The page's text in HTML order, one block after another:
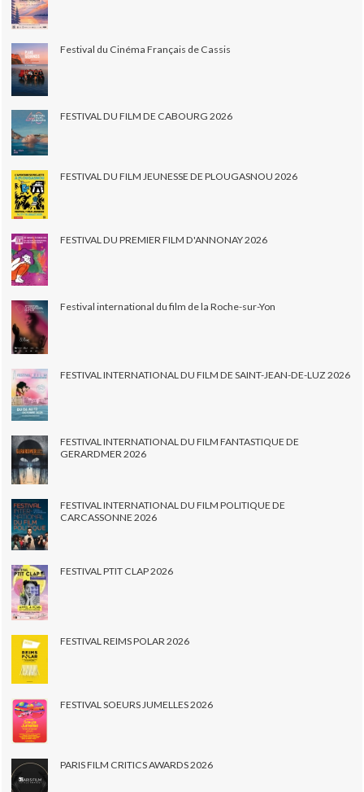
Festival du Cinéma Français de Cassis
FESTIVAL DU FILM DE CABOURG 2026
FESTIVAL DU FILM JEUNESSE DE PLOUGASNOU 2026
FESTIVAL DU PREMIER FILM D'ANNONAY 2026
Festival international du film de la Roche-sur-Yon
FESTIVAL INTERNATIONAL DU FILM DE SAINT-JEAN-DE-LUZ 2026
FESTIVAL INTERNATIONAL DU FILM FANTASTIQUE DE
GERARDMER 2026
FESTIVAL INTERNATIONAL DU FILM POLITIQUE DE
CARCASSONNE 2026
FESTIVAL PTIT CLAP 2026
FESTIVAL REIMS POLAR 2026
FESTIVAL SOEURS JUMELLES 2026
PARIS FILM CRITICS AWARDS 2026